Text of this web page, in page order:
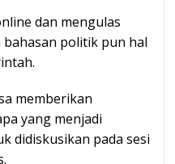
dan mengulas
bahasan politik pun hal
memberikan
yang menjadi
didiskusikan pada sesi